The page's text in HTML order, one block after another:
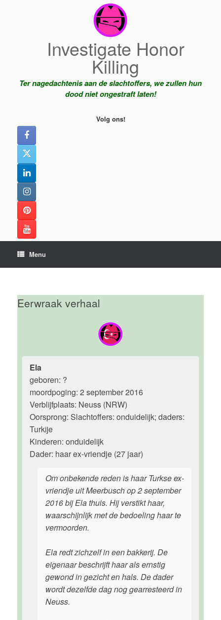
Investigate Honor
Killing
Ter nagedachtenis aan de slachtoffers, we zullen hun
dood niet ongestraft laten!
Volg ons!
Menu
Eerwraak verhaal
Ela
geboren: ?
moordpoging: 2 september 2016
Verblijfplaats: Neuss (NRW)
Oorsprong: Slachtoffers: onduidelijk; daders:
Turkije
Kinderen: onduidelijk
Dader: haar ex-vriendje (27 jaar)
Om onbekende reden is haar Turkse ex-
vriendje uit Meerbusch op 2 september
2016 bij Ela thuis. Hij verstikt haar,
waarschijnlijk met de bedoeling haar te
vermoorden.
Ela redt zichzelf in een bakkerij. De
eigenaar beschrijft haar als ernstig
gewond in gezicht en hals. De dader
wordt dezelfde dag nog gearresteerd in
Neuss.